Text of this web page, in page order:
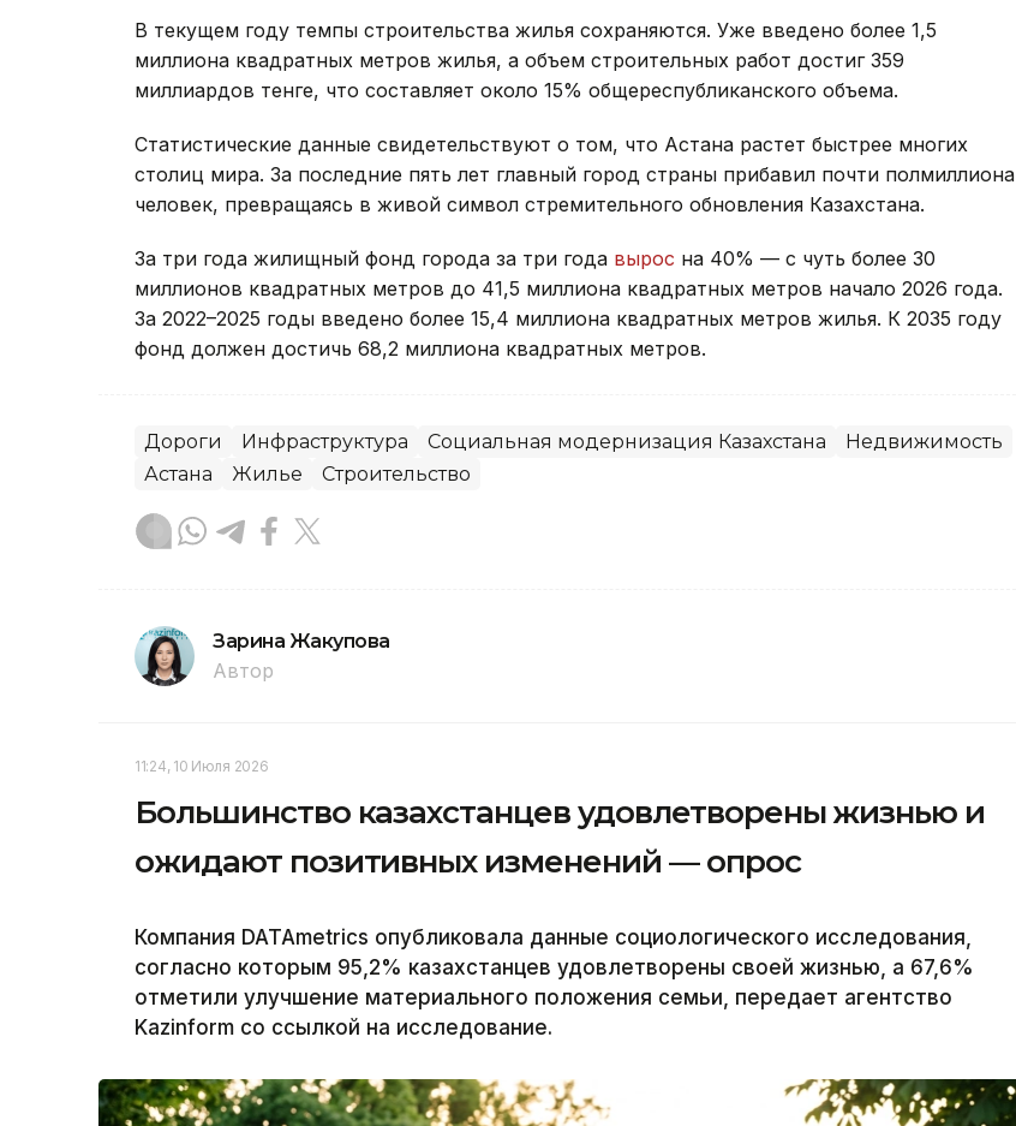
В текущем году темпы строительства жилья сохраняются. Уже введено более 1,5
миллиона квадратных метров жилья, а объем строительных работ достиг 359
миллиардов тенге, что составляет около 15% общереспубликанского объема.
Статистические данные свидетельствуют о том, что Астана растет быстрее многих
столиц мира. За последние пять лет главный город страны прибавил почти полмиллиона
человек, превращаясь в живой символ стремительного обновления Казахстана.
За три года жилищный фонд города за три года вырос на 40% — с чуть более 30
миллионов квадратных метров до 41,5 миллиона квадратных метров начало 2026 года.
За 2022–2025 годы введено более 15,4 миллиона квадратных метров жилья. К 2035 году
фонд должен достичь 68,2 миллиона квадратных метров.
Дороги Инфраструктура Социальная модернизация Казахстана
Недвижимость
Астана
Жилье Строительство
Зарина Жакупова
Автор
11:24, 10 Июля 2026
Большинство казахстанцев удовлетворены жизнью и
ожидают позитивных изменений — опрос
Компания DATAmetrics опубликовала данные социологического исследования,
согласно которым 95,2% казахстанцев удовлетворены своей жизнью, а 67,6%
отметили улучшение материального положения семьи, передает агентство
Kazinform со ссылкой на исследование.